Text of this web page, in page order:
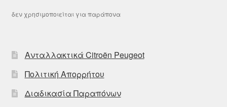
δεν χρησιμοποιείται για παράπονα
Ανταλλακτικά Citroën Peugeot
Πολιτική Απορρήτου
Διαδικασία Παραπόνων